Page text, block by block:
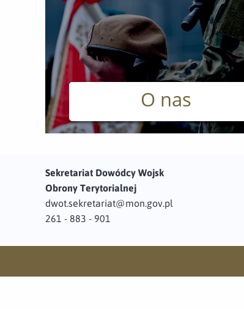
O nas
Sekretariat Dowódcy Wojsk
Obrony Terytorialnej
dwot.sekretariat@mon.gov.pl
261 - 883 - 901